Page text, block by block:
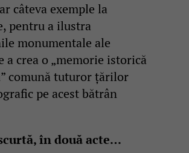
câteva exemple la
pentru a ilustra
monumentale ale
a crea o „memorie istorică
comună tuturor țărilor
pe acest bătrân
în două acte…